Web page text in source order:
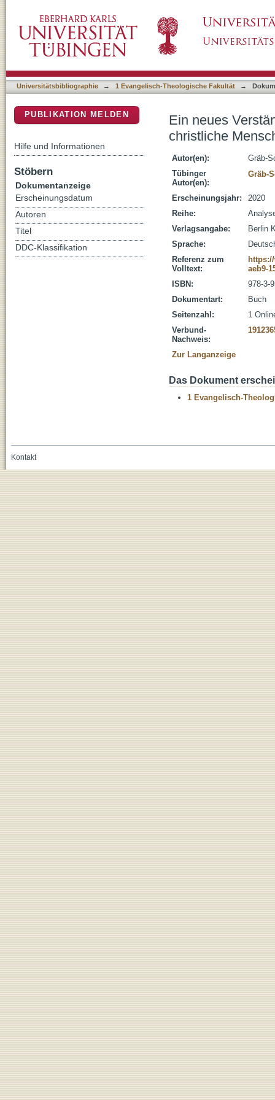
Universitätsbibliographie → 1 Evangelisch-Theologische Fakultät →
Ein neues
christliche
Autor(en):
Gräb-
Tübinger
Autor(en):
Gräb-
Erscheinungsjahr:
2020
Reihe:
Verlagsangabe:
Berlin
Sprache:
Referenz zum
Volltext:
aeb9-
ISBN:
978-3-
Dokumentart:
Buch
Seitenzahl:
1
Verbund-
Nachweis:
Zur Langanzeige
Das Dokument
1 Evangelisch-
PUBLIKATION MELDEN
Hilfe und Informationen
Stöbern
Dokumentanzeige
Erscheinungsdatum
Autoren
Titel
DDC-Klassifikation
Kontakt